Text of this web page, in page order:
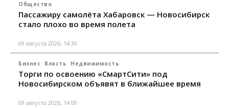
Общество
Пассажиру самолёта Хабаровск — Новосибирск
стало плохо во время полета
09 августа 2026, 14:30
Бизнес Власть Недвижимость
Торги по освоению «СмартСити» под
Новосибирском объявят в ближайшее время
09 августа 2026, 14:00